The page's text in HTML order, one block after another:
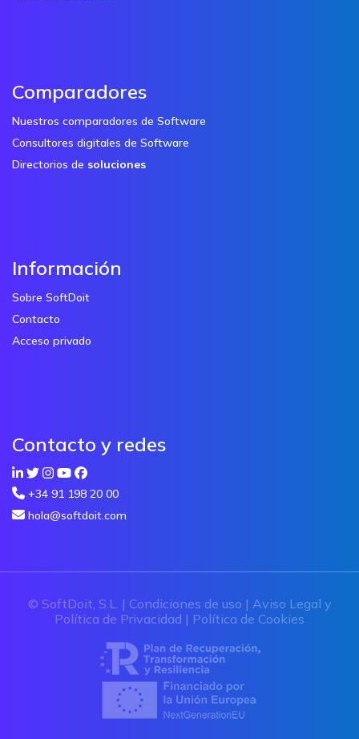
Comparadores
Nuestros comparadores de Software
Consultores digitales de Software
Directorios de soluciones
Información
Sobre SoftDoit
Contacto
Acceso privado
Contacto y redes
+34 91 198 20 00
hola@softdoit.com
© SoftDoit, S.L. | Condiciones de uso | Aviso Legal y
Política de Privacidad | Política de Cookies